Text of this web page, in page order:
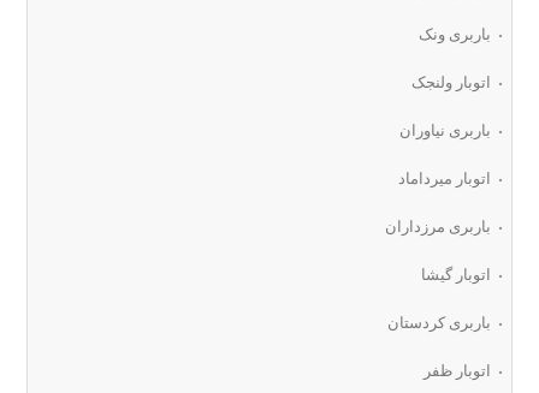
باربری ونک
اتوبار ولنجک
باربری نیاوران
اتوبار میرداماد
باربری مرزداران
اتوبار گیشا
باربری کردستان
اتوبار ظفر